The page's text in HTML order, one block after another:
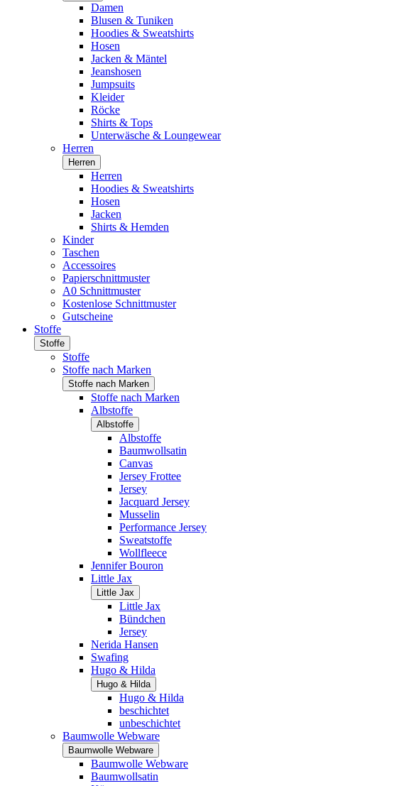
Damen
Blusen & Tuniken
Hoodies & Sweatshirts
Hosen
Jacken & Mäntel
Jeanshosen
Jumpsuits
Kleider
Röcke
Shirts & Tops
Unterwäsche & Loungewear
Herren
Herren
Herren
Hoodies & Sweatshirts
Hosen
Jacken
Shirts & Hemden
Kinder
Taschen
Accessoires
Papierschnittmuster
A0 Schnittmuster
Kostenlose Schnittmuster
Gutscheine
Stoffe
Stoffe
Stoffe
Stoffe nach Marken
Stoffe nach Marken
Stoffe nach Marken
Albstoffe
Albstoffe
Albstoffe
Baumwollsatin
Canvas
Jersey Frottee
Jersey
Jacquard Jersey
Musselin
Performance Jersey
Sweatstoffe
Wollfleece
Jennifer Bouron
Little Jax
Little Jax
Little Jax
Bündchen
Jersey
Nerida Hansen
Swafing
Hugo & Hilda
Hugo & Hilda
Hugo & Hilda
beschichtet
unbeschichtet
Baumwolle Webware
Baumwolle Webware
Baumwolle Webware
Baumwollsatin